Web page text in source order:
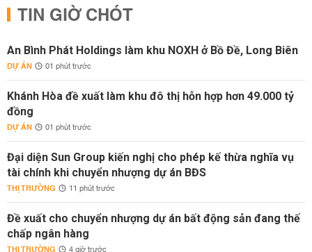
TIN GIỜ CHÓT
An Bình Phát Holdings làm khu NOXH ở Bồ Đề, Long Biên
DỰ ÁN 01 phút trước
Khánh Hòa đề xuất làm khu đô thị hỗn hợp hơn 49.000 tỷ
đồng
DỰ ÁN 01 phút trước
Đại diện Sun Group kiến nghị cho phép kế thừa nghĩa vụ
tài chính khi chuyển nhượng dự án BĐS
THỊ TRƯỜNG 11 phút trước
Đề xuất cho chuyển nhượng dự án bất động sản đang thế
chấp ngân hàng